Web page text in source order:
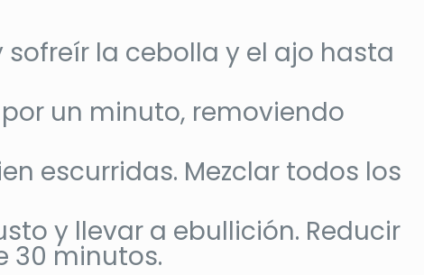
la cebolla y el ajo hasta
un minuto, removiendo
escurridas. Mezclar todos los
y llevar a ebullición. Reducir
30 minutos.